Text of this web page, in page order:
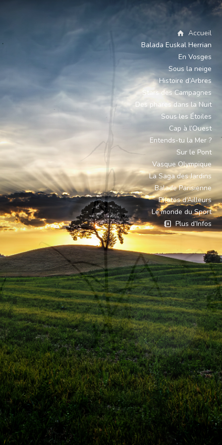
Accueil
Balada Euskal Herrian
En Vosges
Sous la neige
Histoire d’Arbres
Stars des Campagnes
Des phares dans la Nuit
Sous les Étoiles
Cap à l’Ouest
Entends-tu la Mer ?
Sur le Pont
Vasque Olympique
La Saga des Jardins
Balade Parisienne
Photos d’Ailleurs
Le monde du Sport
Plus d’Infos